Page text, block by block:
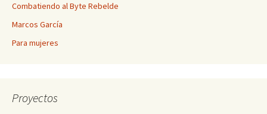
Combatiendo al Byte Rebelde
Marcos García
Para mujeres
Proyectos